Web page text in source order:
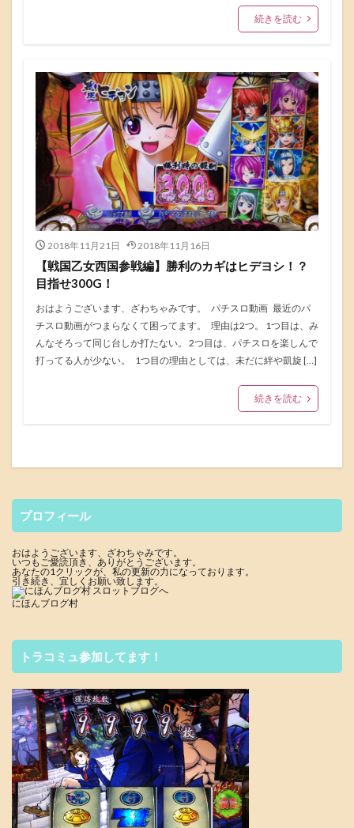
続きを読む
2018年11月21日 2018年11月16日
【戦国乙女西国参戦編】勝利のカギはヒデヨシ！？
目指せ300G！
おはようございます、ざわちゃみです。 パチスロ動画 最近のパ
チスロ動画がつまらなくて困ってます。 理由は2つ。 1つ目は、み
んなそろって同じ台しか打たない。 2つ目は、パチスロを楽しんで
打ってる人が少ない。 1つ目の理由としては、未だに絆や凱旋 […]
続きを読む
プロフィール
おはようございます、ざわちゃみです。
いつもご愛読頂き、ありがとうございます。
あなたの1クリックが、私の更新の力になっております。
引き続き、宜しくお願い致します。
にほんブログ村
トラコミュ参加してます！